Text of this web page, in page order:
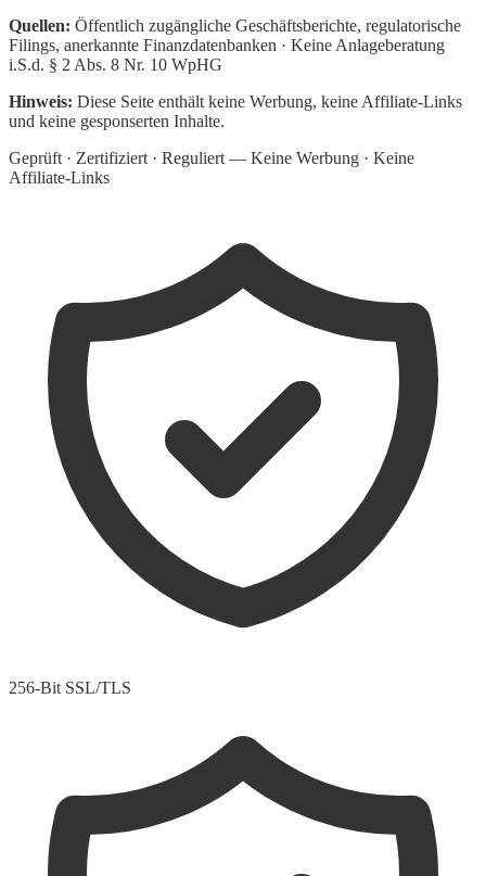
Quellen: Öffentlich zugängliche Geschäftsberichte, regulatorische
Filings, anerkannte Finanzdatenbanken · Keine Anlageberatung
i.S.d. § 2 Abs. 8 Nr. 10 WpHG
Hinweis: Diese Seite enthält keine Werbung, keine Affiliate-Links
und keine gesponserten Inhalte.
Geprüft · Zertifiziert · Reguliert — Keine Werbung · Keine
Affiliate-Links
256-Bit SSL/TLS